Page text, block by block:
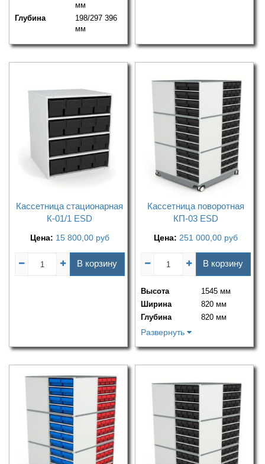
мм
Глубина
198/297 396
мм
Кассетница стационарная
К-01/1 ESD
Цена: 15 800,00 руб
В корзину
Кассетница поворотная
КП-03 ESD
Цена: 251 000,00 руб
В корзину
Высота
1545 мм
Ширина
820 мм
Глубина
820 мм
Развернуть